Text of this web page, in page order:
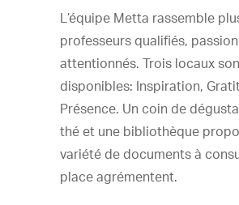
L’équipe Metta rassemble
professeurs qualifiés,
attentionnés. Trois locaux
disponibles: Inspiration,
Présence.Un coin de
thé et une bibliothèque
variété de documents à
place agrémentent.